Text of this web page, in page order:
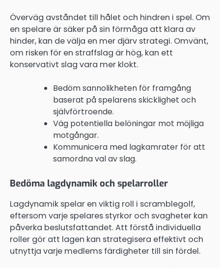
Överväg avståndet till hålet och hindren i spel. Om
en spelare är säker på sin förmåga att klara av
hinder, kan de välja en mer djärv strategi. Omvänt,
om risken för en straffslag är hög, kan ett
konservativt slag vara mer klokt.
Bedöm sannolikheten för framgång
baserat på spelarens skicklighet och
självförtroende.
Väg potentiella belöningar mot möjliga
motgångar.
Kommunicera med lagkamrater för att
samordna val av slag.
Bedöma lagdynamik och spelarroller
Lagdynamik spelar en viktig roll i scramblegolf,
eftersom varje spelares styrkor och svagheter kan
påverka beslutsfattandet. Att förstå individuella
roller gör att lagen kan strategisera effektivt och
utnyttja varje medlems färdigheter till sin fördel.